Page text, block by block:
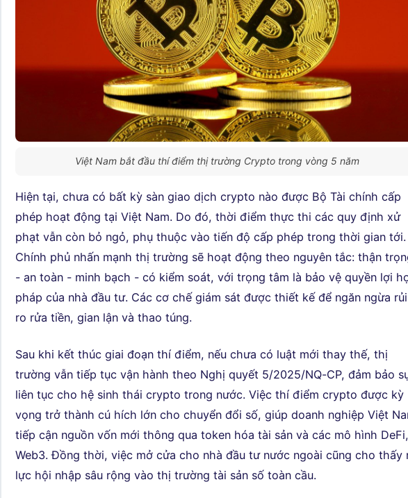
Việt Nam bắt đầu thí điểm thị trường Crypto trong vòng 5 năm
Hiện tại, chưa có bất kỳ sàn giao dịch crypto nào được Bộ Tài chính cấp
phép hoạt động tại Việt Nam. Do đó, thời điểm thực thi các quy định xử
phạt vẫn còn bỏ ngỏ, phụ thuộc vào tiến độ cấp phép trong thời gian tới.
Chính phủ nhấn mạnh thị trường sẽ hoạt động theo nguyên tắc: thận
- an toàn - minh bạch - có kiểm soát, với trọng tâm là bảo vệ quyền lợi
pháp của nhà đầu tư. Các cơ chế giám sát được thiết kế để ngăn ngừa rủi
ro rửa tiền, gian lận và thao túng.
Sau khi kết thúc giai đoạn thí điểm, nếu chưa có luật mới thay thế, thị
trường vẫn tiếp tục vận hành theo Nghị quyết 5/2025/NQ-CP, đảm bảo
liên tục cho hệ sinh thái crypto trong nước. Việc thí điểm crypto được kỳ
vọng trở thành cú hích lớn cho chuyển đổi số, giúp doanh nghiệp Việt
tiếp cận nguồn vốn mới thông qua token hóa tài sản và các mô hình
Web3. Đồng thời, việc mở cửa cho nhà đầu tư nước ngoài cũng cho thấy
lực hội nhập sâu rộng vào thị trường tài sản số toàn cầu.